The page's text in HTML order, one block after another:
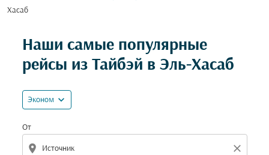
Хасаб
Наши самые популярные
рейсы из Тайбэй в Эль-Хасаб
Эконом expand_more
От
location_on close
Попробуйте обновить свой маршрут